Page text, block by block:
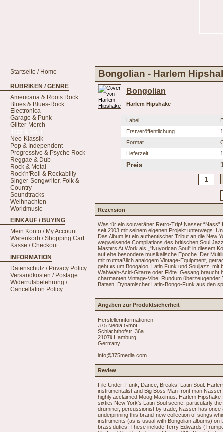
Startseite / Home
RUBRIKEN / GENRE
Americana & Roots Rock
Blues & Blues-Rock
Electronica
Garage & Punk
Glitter-Merch
Neo-Klassik
Pop & Independent
Progressive & Psyche Rock
Reggae & Dub
Rock & Metal
Rock'n'Roll & Rockabilly
Singer-Songwriter, Folk &
Country
Soundtracks
Weihnachten
Worldmusic
EINKAUF / BUYING
Mein Konto / My Account
Warenkorb / Shopping Cart
Kasse / Checkout
INFORMATION
Datenschutz / Privacy Policy
Versandkosten / Postage
Widerrufsbelehrung /
Cancellation Policy
Bongolian - Harlem
Bongolian
Harlem Hipshake
Label
Erstveröffentlichung
Format
Lieferzeit
Preis
Rezension
Was für ein souveräner Retro-Trip! Nasser “Nass”
seit 2003 mit seinem eigenen Projekt unterwegs.
Das Album ist ein authentischer Tribut an die New
wegweisende Compilations des britischen Soul
Masters At Work als „“Nuyorican Soul“ in diesem
auf eine besondere musikalische Epoche. Der
mit mutmaßlich analogem Vintage-Equipment,
geht es um Boogaloo, Latin Funk und Souljazz,
WahWah-Acid-Gitarre oder Flöte. Gesang braucht
charmanten Vintage-Vibe. Rundum
Bataan. Dynamischer Latin-Bongo-Funk aus den
Angaben zur Produktsicherheit
Herstellerinformationen
375 Media GmbH
Schlachthofstr. 36a
21079 Hamburg
Germany
info@375media.com
Review
File Under: Funk, Dance, Breaks, Latin Soul.
instrumentalist and Big Boss Man front man
highly acclaimed Moog Maximus. Harlem
sixties New York's Latin Soul scene, particularly
drummer, percussionist by trade, Nasser has
underpinning this brand-new collection of songs
instruments (as is usual with Bongolian albums) on
brass duties. These include Terry Edwards